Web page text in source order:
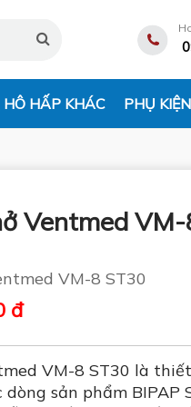
HÔ HẤP KHÁC PHỤ
Ventmed
VM-8 ST30
đ
VM-8 ST30 là
sản phẩm BIPAP